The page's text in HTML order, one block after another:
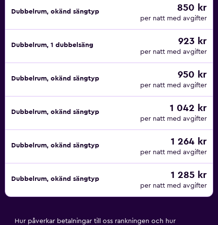
Dubbelrum, okänd sängtyp 850 kr
per natt med avgifter
Dubbelrum, 1 dubbelsäng 923 kr
per natt med avgifter
Dubbelrum, okänd sängtyp 950 kr
per natt med avgifter
Dubbelrum, okänd sängtyp 1 042 kr
per natt med avgifter
Dubbelrum, okänd sängtyp 1 264 kr
per natt med avgifter
Dubbelrum, okänd sängtyp 1 285 kr
per natt med avgifter
Hur påverkar betalningar till oss rankningen och hur